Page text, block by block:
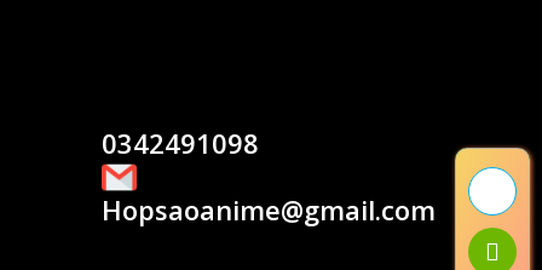
0342491098
Hopsaoanime@gmail.com